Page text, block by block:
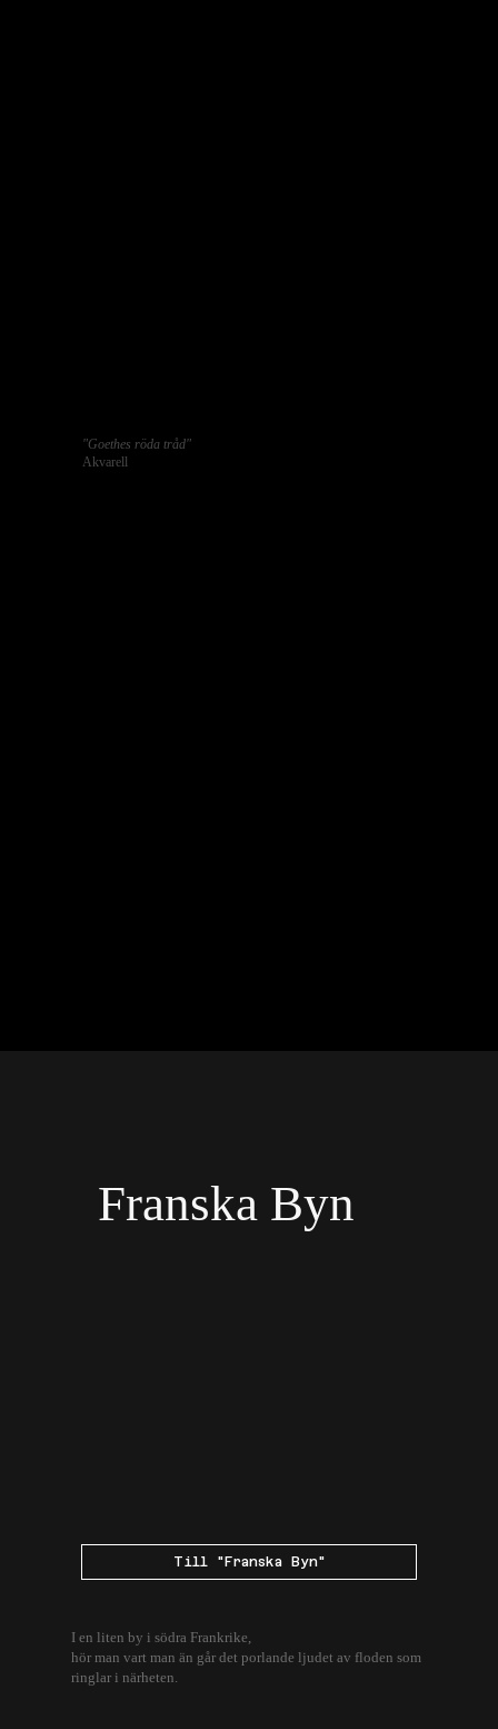
"Goethes röda tråd"
Akvarell
Franska Byn
I en liten by i södra Frankrike,
hör man vart man än går det porlande ljudet av floden som
ringlar i närheten.
Till "Franska Byn"